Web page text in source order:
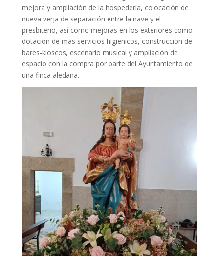
mejora y ampliación de la hospedería, colocación de
nueva verja de separación entre la nave y el
presbiterio, así como mejoras en los exteriores como
dotación de más servicios higiénicos, construcción de
bares-kioscos, escenario musical y ampliación de
espacio con la compra por parte del Ayuntamiento de
una finca aledaña.